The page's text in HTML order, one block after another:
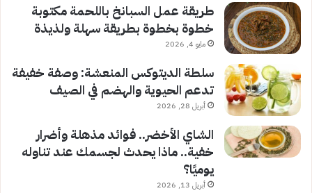
طريقة عمل السبانخ باللحمة مكتوبة
خطوة بخطوة بطريقة سهلة ولذيذة
مايو 4, 2026
سلطة الديتوكس المنعشة: وصفة خفيفة
تدعم الحيوية والهضم في الصيف
أبريل 28, 2026
الشاي الأخضر.. فوائد مذهلة وأضرار
خفية.. ماذا يحدث لجسمك عند تناوله
يوميًا؟
أبريل 13, 2026